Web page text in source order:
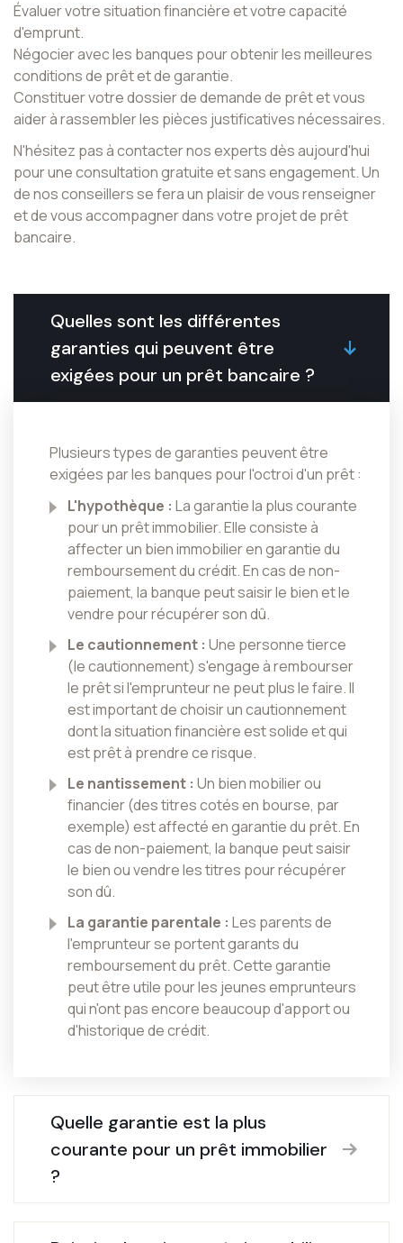
Évaluer votre situation financière et votre capacité
d'emprunt.
Négocier avec les banques pour obtenir les meilleures
conditions de prêt et de garantie.
Constituer votre dossier de demande de prêt et vous
aider à rassembler les pièces justificatives nécessaires.
N'hésitez pas à contacter nos experts dès aujourd'hui
pour une consultation gratuite et sans engagement. Un
de nos conseillers se fera un plaisir de vous renseigner
et de vous accompagner dans votre projet de prêt
bancaire.
Quelles sont les différentes
garanties qui peuvent être
exigées pour un prêt bancaire ?
Plusieurs types de garanties peuvent être
exigées par les banques pour l'octroi d'un prêt :
L'hypothèque : La garantie la plus courante
pour un prêt immobilier. Elle consiste à
affecter un bien immobilier en garantie du
remboursement du crédit. En cas de non-
paiement, la banque peut saisir le bien et le
vendre pour récupérer son dû.
Le cautionnement : Une personne tierce
(le cautionnement) s'engage à rembourser
le prêt si l'emprunteur ne peut plus le faire. Il
est important de choisir un cautionnement
dont la situation financière est solide et qui
est prêt à prendre ce risque.
Le nantissement : Un bien mobilier ou
financier (des titres cotés en bourse, par
exemple) est affecté en garantie du prêt. En
cas de non-paiement, la banque peut saisir
le bien ou vendre les titres pour récupérer
son dû.
La garantie parentale : Les parents de
l'emprunteur se portent garants du
remboursement du prêt. Cette garantie
peut être utile pour les jeunes emprunteurs
qui n'ont pas encore beaucoup d'apport ou
d'historique de crédit.
Quelle garantie est la plus
courante pour un prêt immobilier
?